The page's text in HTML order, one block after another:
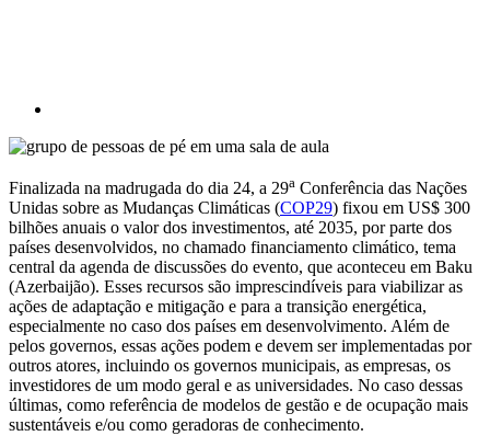
Finalizada na madrugada do dia 24, a 29a Conferência das Nações
Unidas sobre as Mudanças Climáticas (COP29) fixou em US$ 300
bilhões anuais o valor dos investimentos, até 2035, por parte dos
países desenvolvidos, no chamado financiamento climático, tema
central da agenda de discussões do evento, que aconteceu em Baku
(Azerbaijão). Esses recursos são imprescindíveis para viabilizar as
ações de adaptação e mitigação e para a transição energética,
especialmente no caso dos países em desenvolvimento. Além de
pelos governos, essas ações podem e devem ser implementadas por
outros atores, incluindo os governos municipais, as empresas, os
investidores de um modo geral e as universidades. No caso dessas
últimas, como referência de modelos de gestão e de ocupação mais
sustentáveis e/ou como geradoras de conhecimento.